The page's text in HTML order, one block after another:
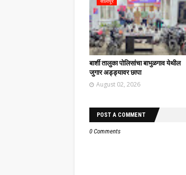
बार्शी तालुका पोलिसांचा बाभुळगाव येथील
जुगार अड्ड्यावर छापा
August 02, 2026
POST A COMMENT
0 Comments